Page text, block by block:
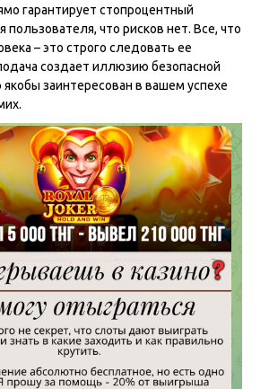
гарантирует стопроцентный
что рисков нет. Все, что
– это строго следовать ее
создает иллюзию безопасной
якобы заинтересован в вашем успехе